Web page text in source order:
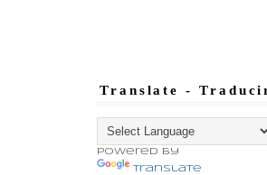
Translate -
Powered by
Translate